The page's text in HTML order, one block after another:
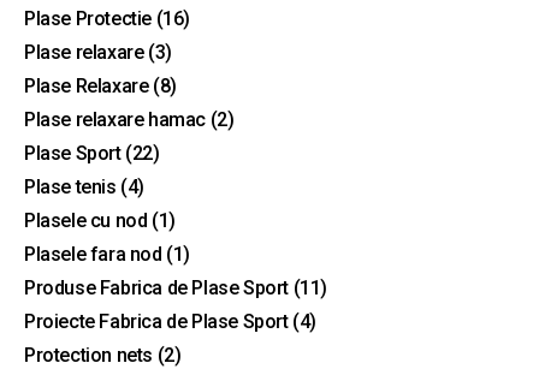
Plase Protectie (16)
Plase relaxare(3)
Plase Relaxare(8)
Plase relaxare hamac (2)
Plase Sport(22)
Plase tenis (4)
Plasele cu nod (1)
Plasele fara nod (1)
Produse Fabrica de Plase Sport (11)
Proiecte Fabrica de Plase Sport(4)
Protection nets (2)